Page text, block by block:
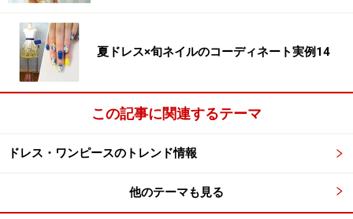
夏ドレス×旬ネイルのコーディネート実例14
この記事に関連するテーマ
ドレス・ワンピースのトレンド情報
他のテーマも見る